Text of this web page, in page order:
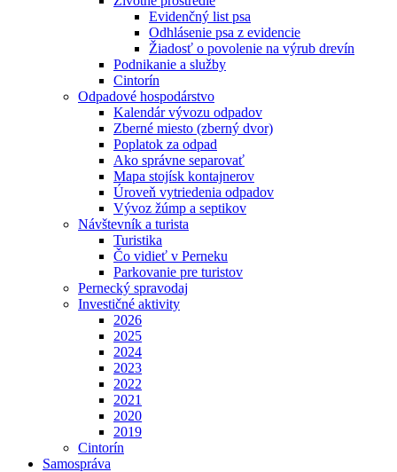
Evidenčný list psa
Odhlásenie psa z evidencie
Žiadosť o povolenie na výrub drevín
Podnikanie a služby
Cintorín
Odpadové hospodárstvo
Kalendár vývozu odpadov
Zberné miesto (zberný dvor)
Poplatok za odpad
Ako správne separovať
Mapa stojísk kontajnerov
Úroveň vytriedenia odpadov
Vývoz žúmp a septikov
Návštevník a turista
Turistika
Čo vidieť v Perneku
Parkovanie pre turistov
Pernecký spravodaj
Investičné aktivity
2026
2025
2024
2023
2022
2021
2020
2019
Cintorín
Samospráva